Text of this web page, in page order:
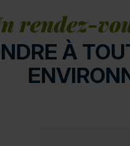
rendez-
À